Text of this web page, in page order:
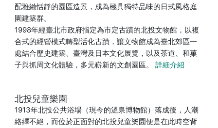
配雅緻恬靜的園區造景，成為極具獨特品味的日式風格庭
園建築群。
1998年經臺北市政府指定為市定古蹟的北投文物館，以複
合式的經營模式轉型活化古蹟，讓文物館成為臺北郊區一
處結合歷史建築、臺灣及日本文化展覽，以及茶道、和菓
子與抓周文化體驗，多元嶄新的文創園區。 詳細介紹
北投兒童樂園
1913年北投公共浴場（現今的溫泉博物館）落成後，人潮
絡繹不絕，而位於正面對的北投兒童樂園便是在此時空背